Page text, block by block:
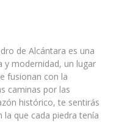
de Alcántara es una
y modernidad, un lugar
fusionan con la
caminas por las
histórico, te sentirás
que cada piedra tenía